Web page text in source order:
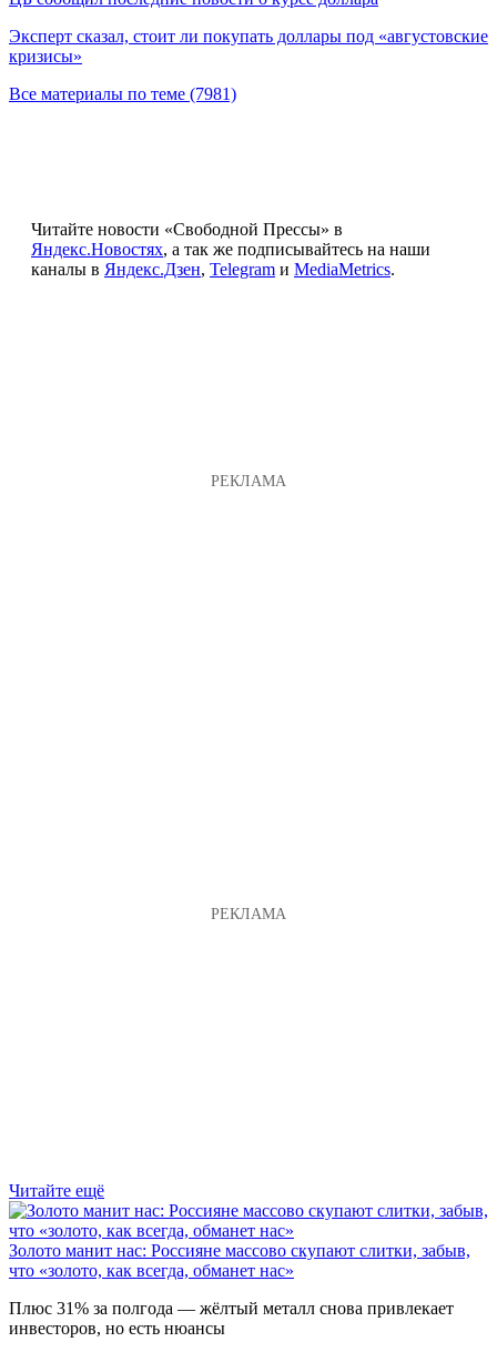
Эксперт сказал, стоит ли покупать доллары под «августовские
кризисы»
Все материалы по теме (7981)
Читайте новости «Свободной Прессы» в
Яндекс.Новостях, а так же подписывайтесь на наши
каналы в Яндекс.Дзен, Telegram и MediaMetrics.
Читайте ещё
Золото манит нас: Россияне массово скупают слитки, забыв,
что «золото, как всегда, обманет нас»
Плюс 31% за полгода — жёлтый металл снова привлекает
инвесторов, но есть нюансы